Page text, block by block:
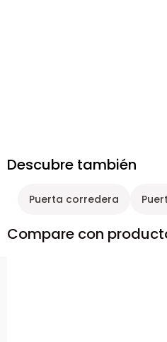
Descubre también
Puerta corredera
Compare con